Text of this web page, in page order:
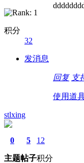
积分
32
发消息
回复 支
使用道
stlxing
0
主题
5
帖子
12
积分